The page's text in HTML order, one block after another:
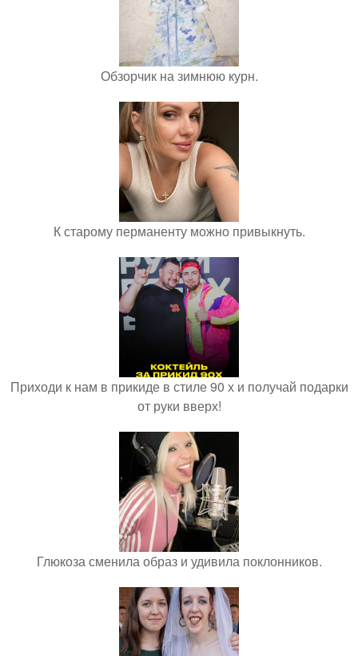
Обзорчик на зимнюю курн.
К старому перманенту можно привыкнуть.
Приходи к нам в прикиде в стиле 90 х и получай подарки
от руки вверх!
Глюкоза сменила образ и удивила поклонников.